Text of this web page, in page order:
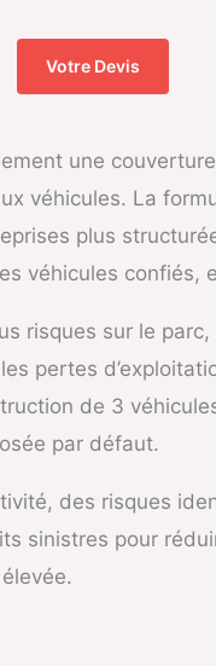
Votre Devis
une
véhicules. La
plus
véhicules confiés,
risques sur le
pertes
de 3
par défaut.
des risques
sinistres pour